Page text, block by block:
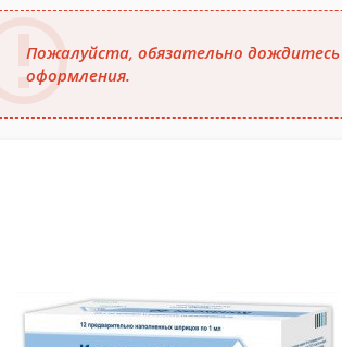
Пожалуйста, обязательно
оформления.